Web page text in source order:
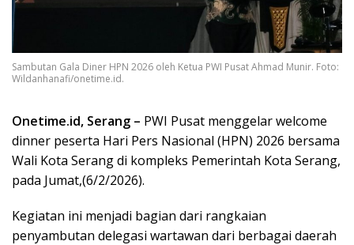
Sambutan Gala Diner HPN 2026 oleh Ketua PWI Pusat Ahmad Munir. Foto:
Wildanhanafi/onetime.id.
Onetime.id, Serang – PWI Pusat menggelar welcome
dinner peserta Hari Pers Nasional (HPN) 2026 bersama
Wali Kota Serang di kompleks Pemerintah Kota Serang,
pada Jumat,(6/2/2026).
Kegiatan ini menjadi bagian dari rangkaian
penyambutan delegasi wartawan dari berbagai daerah